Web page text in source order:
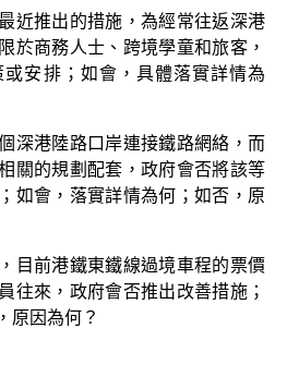
近推出的措施，為經常往返深港
於商務人士、跨境學童和旅客，
安排；如會，具體落實詳情為
深港陸路口岸連接鐵路網絡，而
關的規劃配套，政府會否將該等
如會，落實詳情為何；如否，原
目前港鐵東鐵線過境車程的票價
往來，政府會否推出改善措施；
原因為何？